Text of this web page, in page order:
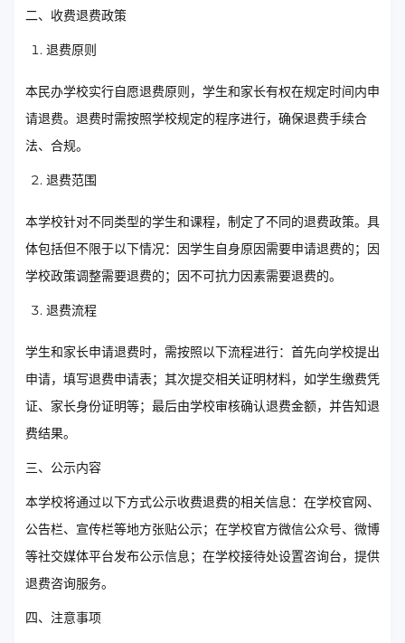
二、收费退费政策
退费原则
本民办学校实行自愿退费原则，学生和家长有权在规定时间内申
请退费。退费时需按照学校规定的程序进行，确保退费手续合
法、合规。
退费范围
本学校针对不同类型的学生和课程，制定了不同的退费政策。具
体包括但不限于以下情况：因学生自身原因需要申请退费的；因
学校政策调整需要退费的；因不可抗力因素需要退费的。
退费流程
学生和家长申请退费时，需按照以下流程进行：首先向学校提出
申请，填写退费申请表；其次提交相关证明材料，如学生缴费凭
证、家长身份证明等；最后由学校审核确认退费金额，并告知退
费结果。
三、公示内容
本学校将通过以下方式公示收费退费的相关信息：在学校官网、
公告栏、宣传栏等地方张贴公示；在学校官方微信公众号、微博
等社交媒体平台发布公示信息；在学校接待处设置咨询台，提供
退费咨询服务。
四、注意事项